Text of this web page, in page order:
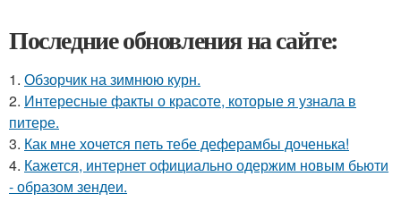
Последние обновления на сайте:
1. Обзорчик на зимнюю курн.
2. Интересные факты о красоте, которые я узнала в
питере.
3. Как мне хочется петь тебе деферамбы доченька!
4. Кажется, интернет официально одержим новым бьюти
- образом зендеи.